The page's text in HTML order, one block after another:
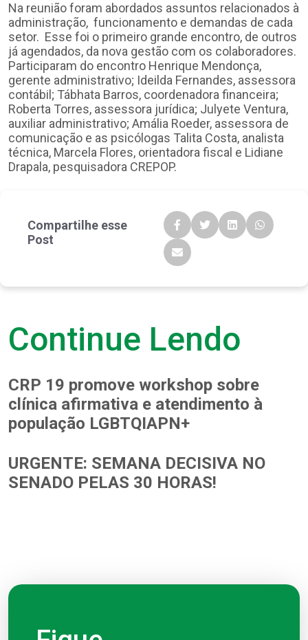
Na reunião foram abordados assuntos relacionados à
administração, funcionamento e demandas de cada
setor. Esse foi o primeiro grande encontro, de outros
já agendados, da nova gestão com os colaboradores.
Participaram do encontro Henrique Mendonça,
gerente administrativo; Ideilda Fernandes, assessora
contábil; Tábhata Barros, coordenadora financeira;
Roberta Torres, assessora jurídica; Julyete Ventura,
auxiliar administrativo; Amália Roeder, assessora de
comunicação e as psicólogas Talita Costa, analista
técnica, Marcela Flores, orientadora fiscal e Lidiane
Drapala, pesquisadora CREPOP.
Compartilhe esse
Post
Continue Lendo
CRP 19 promove workshop sobre
clínica afirmativa e atendimento à
população LGBTQIAPN+
URGENTE: SEMANA DECISIVA NO
SENADO PELAS 30 HORAS!